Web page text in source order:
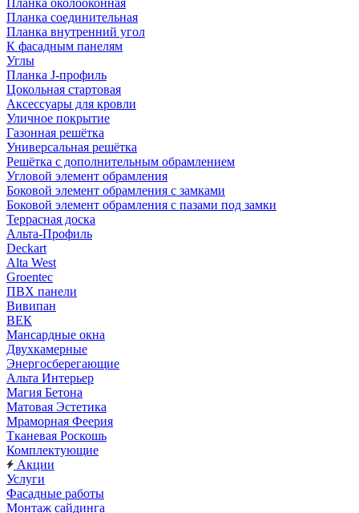
Планка околооконная
Планка соединительная
Планка внутренний угол
К фасадным панелям
Углы
Планка J-профиль
Цокольная стартовая
Аксессуары для кровли
Уличное покрытие
Газонная решётка
Универсальная решётка
Решётка с дополнительным обрамлением
Угловой элемент обрамления
Боковой элемент обрамления с замками
Боковой элемент обрамления с пазами под замки
Террасная доска
Альта-Профиль
Deckart
Alta West
Groentec
ПВХ панели
Вивипан
ВЕК
Мансардные окна
Двухкамерные
Энергосберегающие
Альта Интерьер
Магия Бетона
Матовая Эстетика
Мраморная Феерия
Тканевая Роскошь
Комплектующие
Акции
Услуги
Фасадные работы
Монтаж сайдинга